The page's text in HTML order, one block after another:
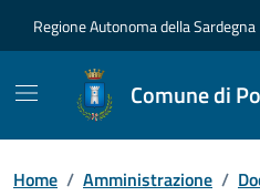
Regione Autonoma della Sardegna
Comune di
Home / Amministrazione /